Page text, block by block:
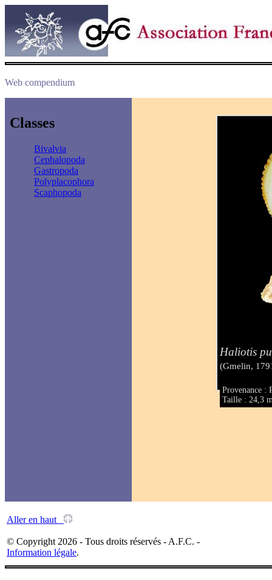
Web compendium
Classes
Bivalvia
Cephalopoda
Gastropoda
Polyplacophora
Scaphopoda
Haliotis
(Gmelin,
Provenance :
Taille : 24,3
Aller en haut
© Copyright 2026 - Tous droits réservés - A.F.C. -
Information légale.